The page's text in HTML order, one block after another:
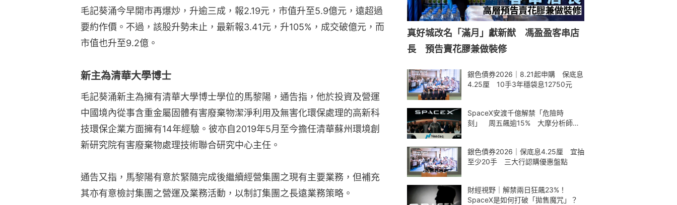
毛記葵涌今早開市再爆炒，升逾三成，報2.19元，市值升至5.9億元，遠超過
要約作價。不過，該股升勢未止，最新報3.41元，升105%，成交破億元，而
市值也升至9.2億。
新主為清華大學博士
毛記葵涌新主為擁有清華大學博士學位的馬黎陽，通告指，他於投資及營運
中國境內從事含重金屬固體有害廢棄物潔淨利用及無害化環保處理的高新科
技環保企業方面擁有14年經驗。彼亦自2019年5月至今擔任清華蘇州環境創
新研究院有害廢棄物處理技術聯合研究中心主任。
通告又指，馬黎陽有意於緊隨完成後繼續經營集團之現有主要業務，但補充
其亦有意檢討集團之營運及業務活動，以制訂集團之長遠業務策略。
真好城改名「滿月」獻新猷 馮盈盈客串店
長 預告賣花膠兼做裝修
銀色債券2026｜8.21起申購 保底息
4.25厘 10手3年穩袋息12750元
SpaceX安渡千億解禁「危險時
刻」 周五飆逾15% 大摩分析師神
銀色債券2026｜保底息4.25厘 宜抽
至少20手 三大行認購優惠盤點
財經視野｜解禁兩日狂飆23%！
SpaceX是如何打破「拋售魔咒」？